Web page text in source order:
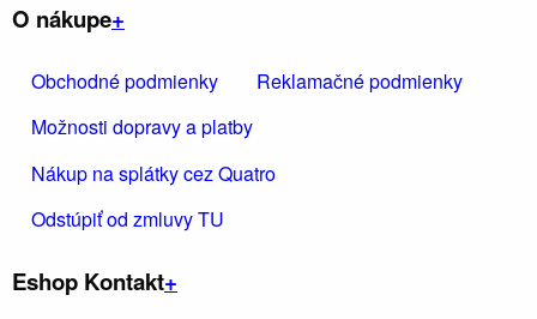
O nákupe+
Obchodné podmienky
Reklamačné podmienky
Možnosti dopravy a platby
Nákup na splátky cez Quatro
Odstúpiť od zmluvy TU
Eshop Kontakt+